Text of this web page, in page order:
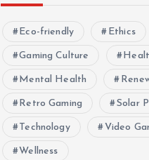
Eco-friendly Ethics
Gaming Culture
Mental Health
Retro Gaming Solar
Technology Video
Wellness